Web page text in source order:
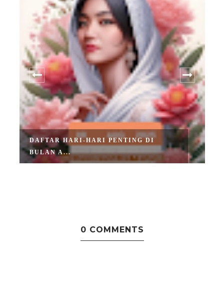
DAFTAR HARI-HARI PENTING DI
BULAN A...
0 COMMENTS